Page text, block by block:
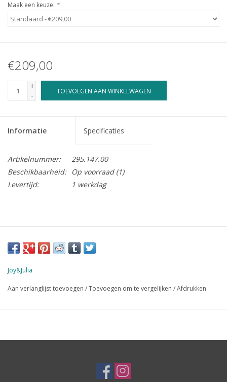
Maak een keuze: *
€209,00
+
-
TOEVOEGEN AAN WINKELWAGEN
Informatie Specificaties
Artikelnummer:
295.147.00
Beschikbaarheid:
Op voorraad(1)
Levertijd:
1 werkdag
Joy&Julia
Aan verlanglijst toevoegen /Toevoegen om te vergelijken /Afdrukken